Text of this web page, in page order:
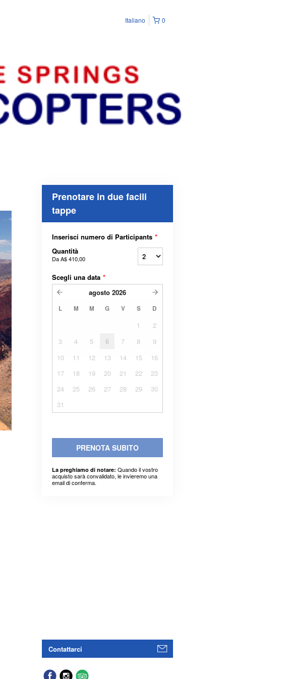
0
Italiano
Prenotare in due facili
tappe
Inserisci numero di Participants *
Quantità
DaA$ 410,00
Scegli una data *
agosto 2026
L M M G V S D
1
2
3
4 5 6 7 8
9
10
11 12 13 14 15
16
17
18 19 20 21 22
23
24
25 26 27 28 29
30
31
PRENOTA SUBITO
La preghiamo di notare: Quando il vostro
acquisto sarà convalidato, le invieremo una
email di conferma.
Contattarci